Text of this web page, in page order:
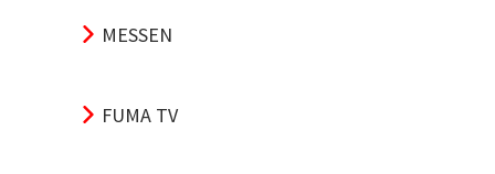
MESSEN
FUMA TV